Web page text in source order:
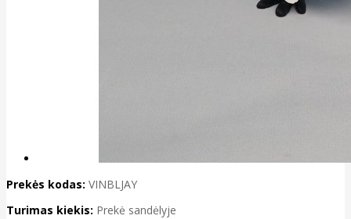
Prekės kodas: VINBLJAY
Turimas kiekis: Prekė sandėlyje